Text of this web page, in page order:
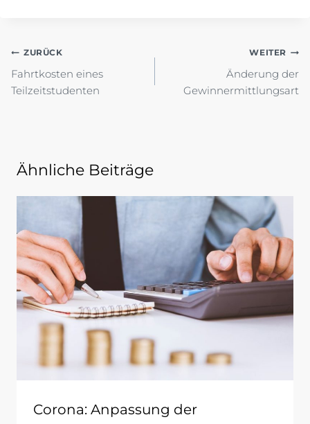
Beitragsnavigation
ZURÜCK
Fahrtkosten eines
Teilzeitstudenten
WEITER
Änderung der
Gewinnermittlungsart
Ähnliche Beiträge
Corona: Anpassung der